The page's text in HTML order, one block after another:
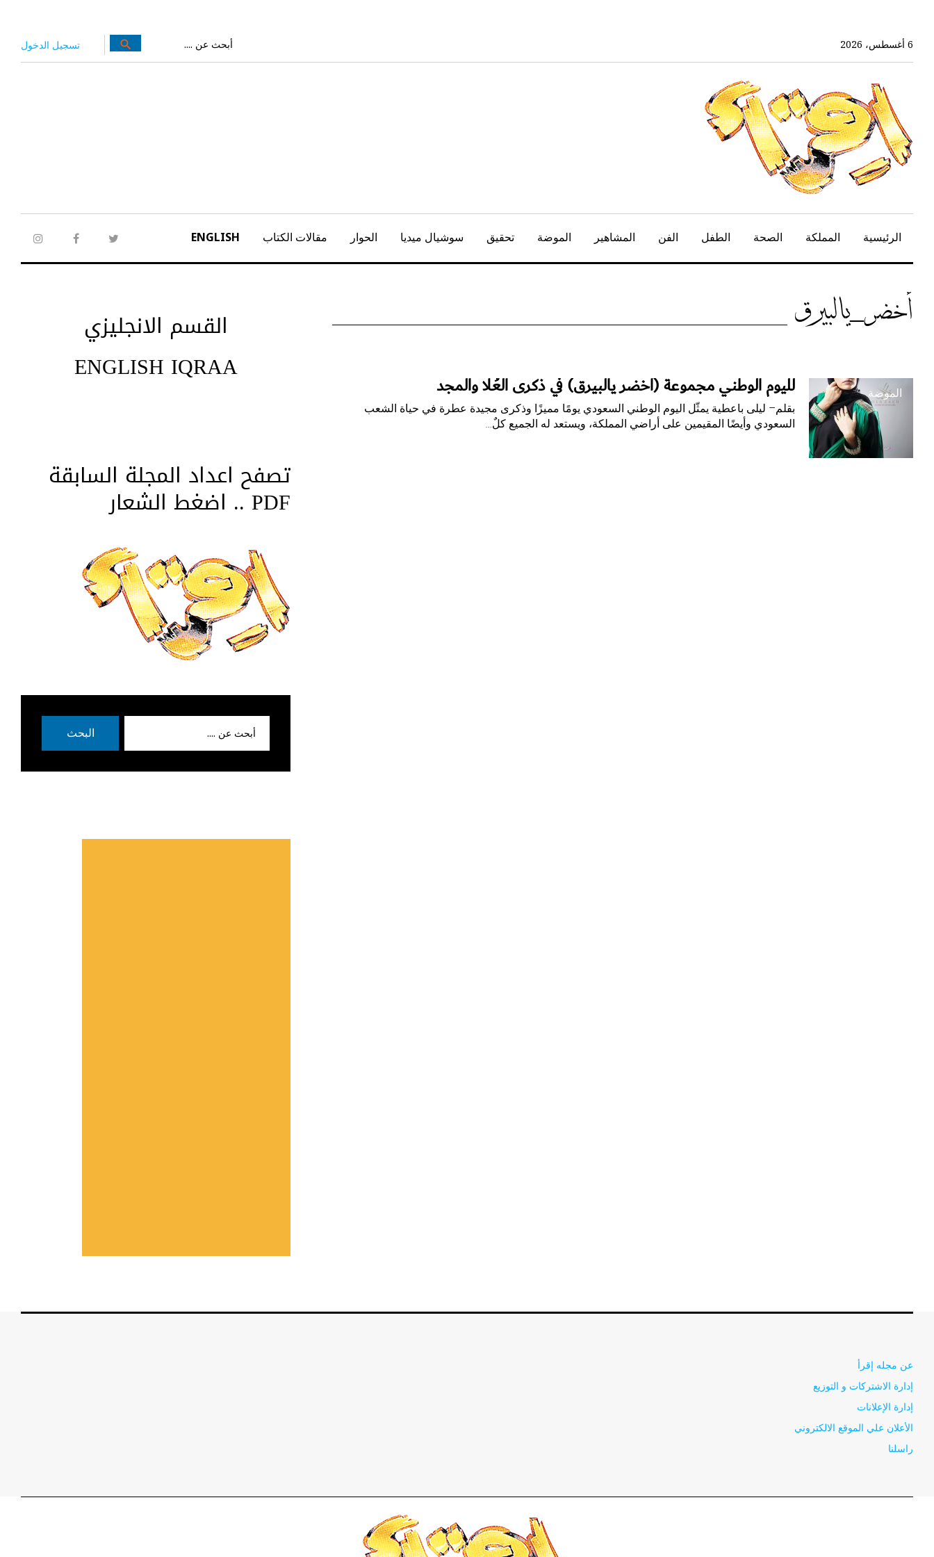
المحتوى
الرئيسي
6 أغسطس، 2026 تسجيل الدخول
عن:
search
twitter
facebook
الرئيسية المملكة الصحة الطفل الفن المشاهير الموضة تحقيق سوشيال ميديا الحوار مقالات الكتاب ENGLISH
الوسم:
أخضر_يالبيرق
الموضة لليوم الوطني مجموعة (أخضر يالبيرق) في ذكرى العُلا والمجد
بقلم– ليلى باعطية يمثّل اليوم الوطني السعودي يومًا مميزًا وذكرى مجيدة عطرة في حياة الشعب
السعودي وأيضًا المقيمين على أراضي المملكة، ويستعد له الجميع كلٌ…
القسم الانجليزي
ENGLISH IQRAA
تصفح اعداد المجلة السابقة
PDF .. اضغط الشعار
البحث
عن مجله إقرأ
إدارة الاشتركات و التوزيع
إدارة الإعلانات
الأعلان علي الموقع الالكتروني
راسلنا